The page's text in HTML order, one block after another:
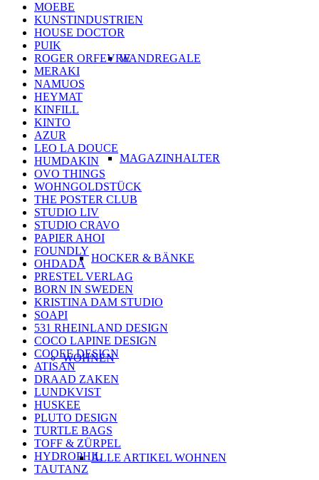
WANDREGALE
MAGAZINHALTER
HOCKER & BÄNKE
WOHNEN
ALLE ARTIKEL WOHNEN
MOEBE
KUNSTINDUSTRIEN
HOUSE DOCTOR
PUIK
ROGER ORFEVRE
MERAKI
NAMUOS
HEYMAT
KINFILL
KINTO
AZUR
LEO LA DOUCE
HUMDAKIN
OVO THINGS
WOHNGOLDSTÜCK
THE POSTER CLUB
STUDIO LIV
STUDIO CRAVO
PAPIER AHOI
FOUNDLY
OHDADA
PRESTEL VERLAG
BORN IN SWEDEN
KRISTINA DAM STUDIO
SOAPI
531 RHEINLAND DESIGN
COCO LAPINE DESIGN
COOEE DESIGN
ATISAN
DRAAD ZAKEN
LUNDKVIST
HUSKEE
PLUTO DESIGN
TURTLE BAGS
TOFF & ZÜRPEL
HYDROPHIL
TAUTANZ